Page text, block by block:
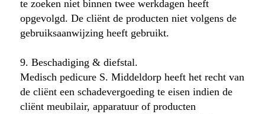
te zoeken niet binnen twee werkdagen heeft
opgevolgd. De cliënt de producten niet volgens de
gebruiksaanwijzing heeft gebruikt.
9. Beschadiging & diefstal.
Medisch pedicure S. Middeldorp heeft het recht van
de cliënt een schadevergoeding te eisen indien de
cliënt meubilair, apparatuur of producten